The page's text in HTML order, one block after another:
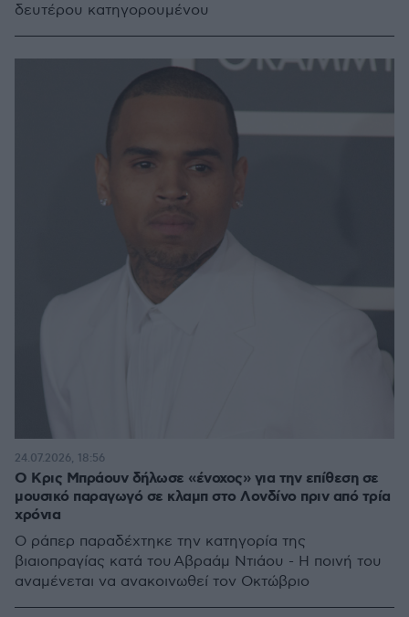
δευτέρου κατηγορουμένου
Ο Κρις Μπράουν δήλωσε «ένοχος» για την επίθεση σε
μουσικό παραγωγό σε κλαμπ στο Λονδίνο πριν από τρία
χρόνια
Ο ράπερ παραδέχτηκε την κατηγορία της
βιαιοπραγίας κατά του Αβραάμ Ντιάου - Η ποινή του
αναμένεται να ανακοινωθεί τον Οκτώβριο
24.07.2026, 18:56